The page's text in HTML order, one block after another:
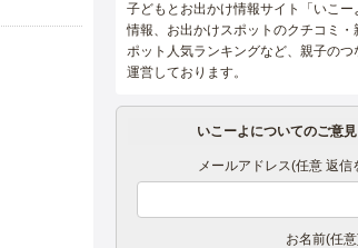
子どもとお出かけ情報サイト「いこ
情報、お出かけスポットのクチコミ
ポット人気ランキングなど、親子の
運営しております。
いこーよについてのご意
メールアドレス(任意 返信
お名前(任